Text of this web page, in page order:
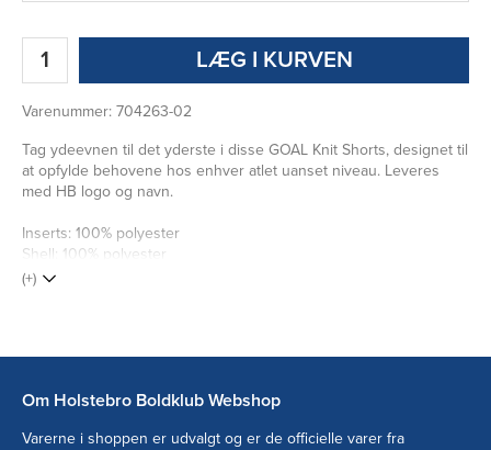
LÆG I KURVEN
Varenummer: 704263-02
Tag ydeevnen til det yderste i disse GOAL Knit Shorts, designet til
at opfylde behovene hos enhver atlet uanset niveau. Leveres
med HB logo og navn.
Inserts: 100% polyester
Shell: 100% polyester
(+)
Om Holstebro Boldklub Webshop
Varerne i shoppen er udvalgt og er de officielle varer fra